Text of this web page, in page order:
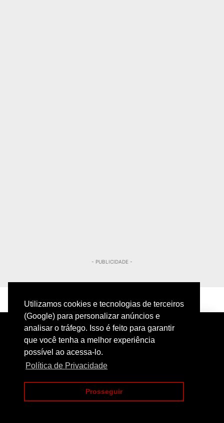
Utilizamos cookies e tecnologias de terceiros
(Google) para personalizar anúncios e
analisar o tráfego. Isso é feito para garantir
que você tenha a melhor experiência
possível ao acessa-lo.
Política de Privacidade
Prosseguir
- PUBLICIDADE -
PRIVACIDADE CONTATO
COPYRIGHT@2024 | POLICIAMENTO INTELIGENTE